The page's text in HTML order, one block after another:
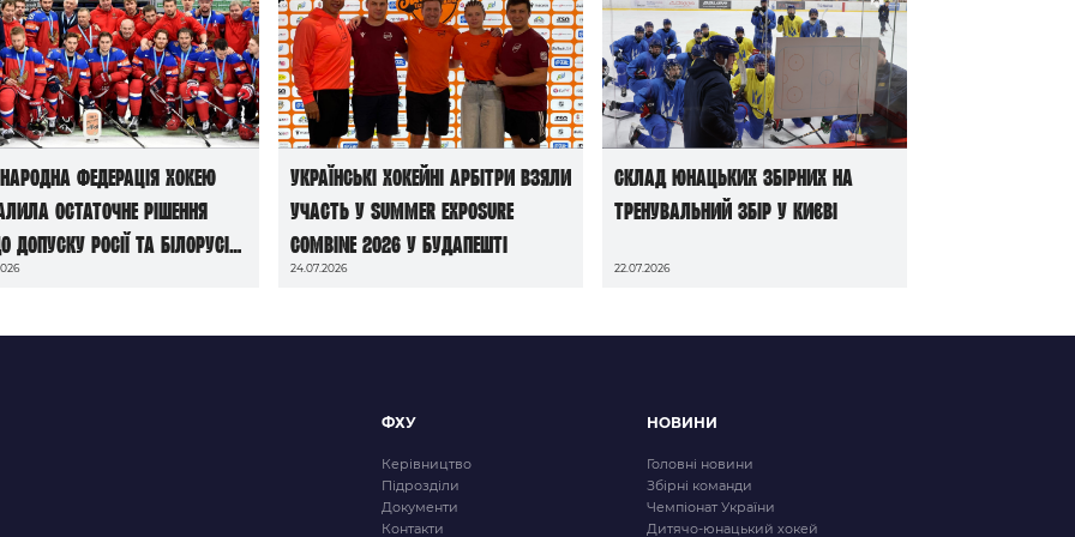
федерація хокею
остаточне рішення
допуску росії та білорусі
світу сезону
Українські хокейні арбітри взяли
участь у Summer Exposure
Combine 2026 у Будапешті
24.07.2026
Склад юнацьких збірних на
тренувальний збір у Києві
22.07.2026
ФХУ
Керівництво
Підрозділи
Документи
Контакти
НОВИНИ
Головні новини
Збірні команди
Чемпіонат України
Дитячо-юнацький хокей